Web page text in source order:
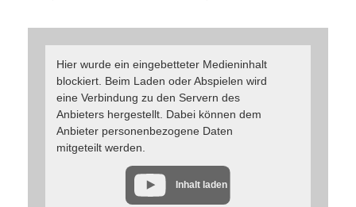
Hier wurde ein eingebetteter Medieninhalt
blockiert. Beim Laden oder Abspielen wird
eine Verbindung zu den Servern des
Anbieters hergestellt. Dabei können dem
Anbieter personenbezogene Daten
mitgeteilt werden.
Inhalt laden